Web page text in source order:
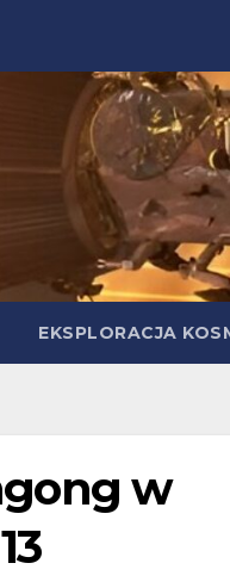
EKSPLORACJA
w